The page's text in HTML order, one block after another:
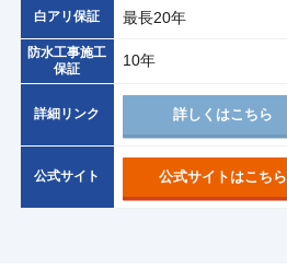
白アリ保証 最長20年
防水工事施工
保証
10年
詳細リンク 詳しくはこちら
公式サイト 公式サイトはこちら